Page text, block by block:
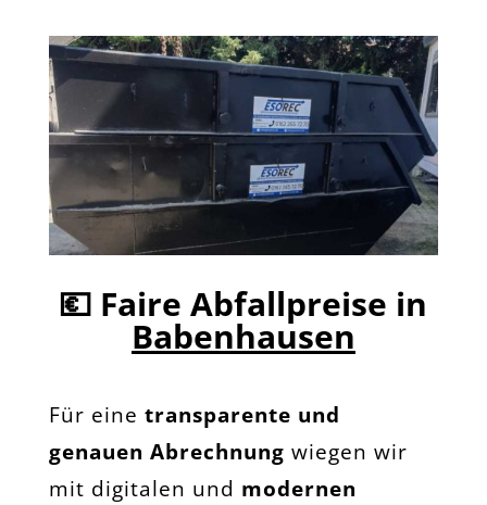
💶 Faire Abfallpreise in
Babenhausen
Für eine transparente und
genauen Abrechnung wiegen wir
mit digitalen und modernen